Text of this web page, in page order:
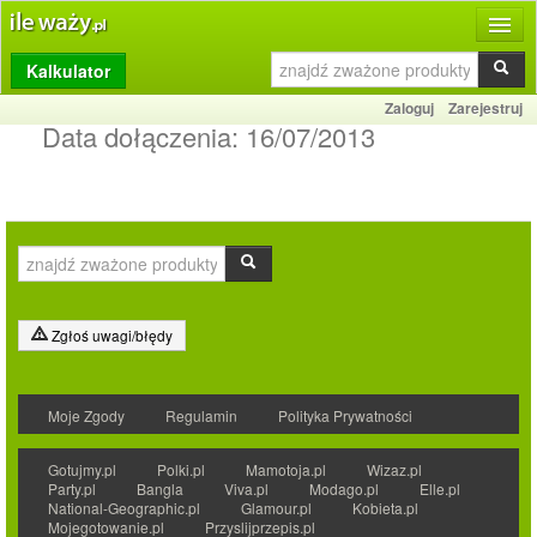
Produkty
Dziennik
Porównywarka
Porady
Słownik
Kontakt
Kalkulator
Zaloguj Zarejestruj
Data dołączenia:16/07/2013
Zgłoś uwagi/błędy
Moje Zgody Regulamin Polityka Prywatności
Gotujmy.pl Polki.pl Mamotoja.pl
Wizaz.pl
Party.pl
Bangla Viva.pl Modago.pl
Elle.pl
National-Geographic.pl
Glamour.pl
Kobieta.pl
Mojegotowanie.pl
Przyslijprzepis.pl